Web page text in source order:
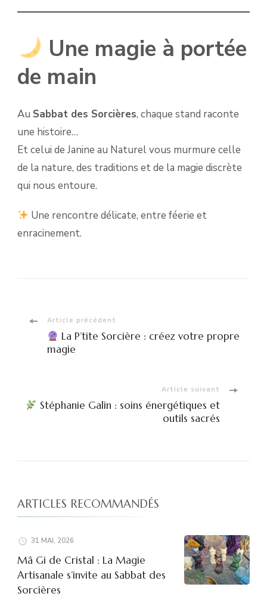
Une magie à portée
de main
Au Sabbat des Sorcières, chaque stand raconte
une histoire…
Et celui de Janine au Naturel vous murmure celle
de la nature, des traditions et de la magie discrète
qui nous entoure.
Une rencontre délicate, entre féerie et
enracinement.
Navigation
d'article
Article précédent
La P’tite Sorcière : créez votre propre
magie
Article suivant
Stéphanie Galin : soins énergétiques et
outils sacrés
ARTICLES RECOMMANDÉS
31 MAI, 2026
Mâ Gi de Cristal : La Magie
Artisanale s’invite au Sabbat des
Sorcières